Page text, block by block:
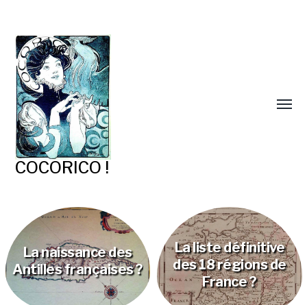
COCORICO !
La naissance des
Antilles françaises ?
La liste définitive
des 18 régions de
France ?